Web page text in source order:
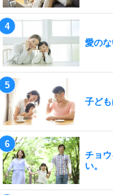
愛のな
子ども
チョ
い。